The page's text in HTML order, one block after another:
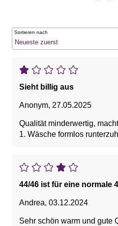
Sortieren nach
Sieht billig aus
Anonym, 27.05.2025
Qualität minderwertig,
1. Wäsche formlos
44/46 ist für eine normale
Andrea, 03.12.2024
Sehr schön warm und gute